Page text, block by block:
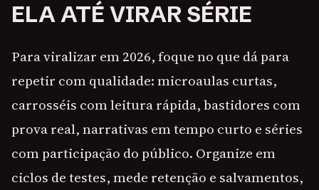
ELA ATÉ VIRAR SÉRIE
Para viralizar em 2026, foque no que dá para
repetir com qualidade: microaulas curtas,
carrosséis com leitura rápida, bastidores com
prova real, narrativas em tempo curto e séries
com participação do público. Organize em
ciclos de testes, mede retenção e salvamentos,